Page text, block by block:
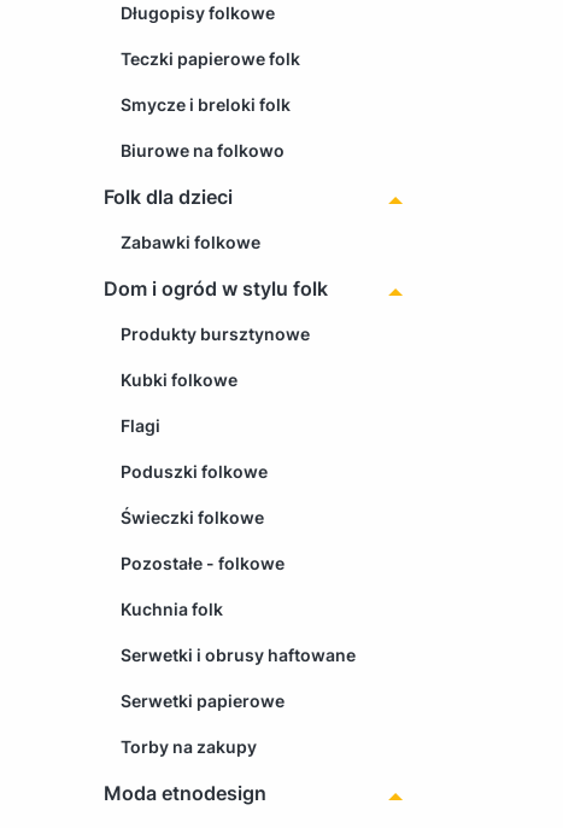
Długopisy folkowe
Teczki papierowe folk
Smycze i breloki folk
Biurowe na folkowo
Folk dla dzieci
Zabawki folkowe
Dom i ogród w stylu folk
Produkty bursztynowe
Kubki folkowe
Flagi
Poduszki folkowe
Świeczki folkowe
Pozostałe - folkowe
Kuchnia folk
Serwetki i obrusy haftowane
Serwetki papierowe
Torby na zakupy
Moda etnodesign